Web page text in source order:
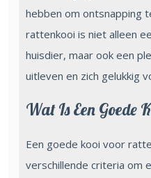
hebben om ontsnapping
rattenkooi is niet alleen
huisdier, maar ook een
uitleven en zich gelukkig
Wat Is Een Goede
Een goede kooi voor
verschillende criteria om